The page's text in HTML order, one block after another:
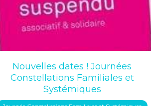
Nouvelles dates ! Journées
Constellations Familiales et
Systémiques